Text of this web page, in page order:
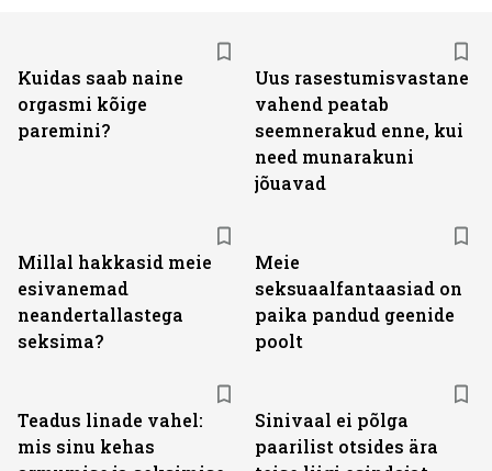
Kuidas saab naine
orgasmi kõige
paremini?
Uus rasestumisvastane
vahend peatab
seemnerakud enne, kui
need munarakuni
jõuavad
Millal hakkasid meie
esivanemad
neandertallastega
seksima?
Meie
seksuaalfantaasiad on
paika pandud geenide
poolt
Teadus linade vahel:
mis sinu kehas
Sinivaal ei põlga
paarilist otsides ära